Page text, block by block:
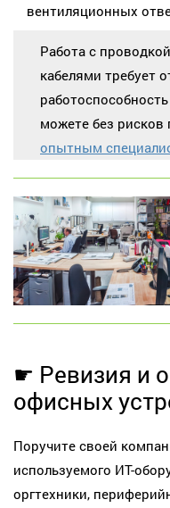
вентиляционных
Работа с
кабелями требует
можете без рисков
опытным
☛ Ревизия и
офисных
Поручите своей
используемого ИТ-
оргтехники,